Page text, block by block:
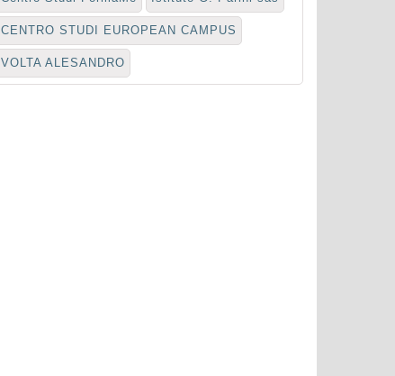
CENTRO STUDI EUROPEAN CAMPUS
VOLTA ALESANDRO